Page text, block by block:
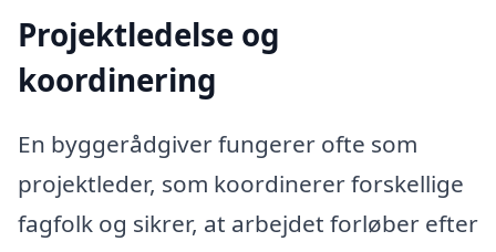
Projektledelse og
koordinering
En byggerådgiver fungerer ofte som
projektleder, som koordinerer forskellige
fagfolk og sikrer, at arbejdet forløber efter